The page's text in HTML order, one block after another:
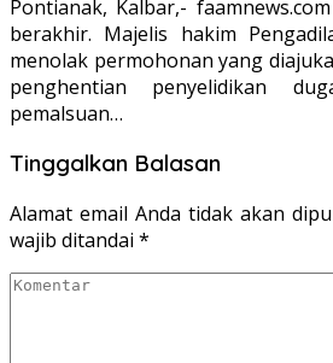
Pontianak, Kalbar,-
berakhir. Majelis hakim
menolak permohonan yang
penghentian penyelidikan
pemalsuan…
Tinggalkan Balasan
Alamat email Anda tidak akan
wajib ditandai *